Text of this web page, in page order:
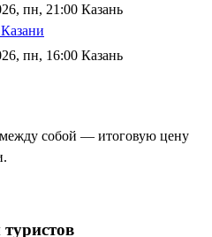
пн, 21:00 Казань
пн, 16:00 Казань
собой — итоговую цену